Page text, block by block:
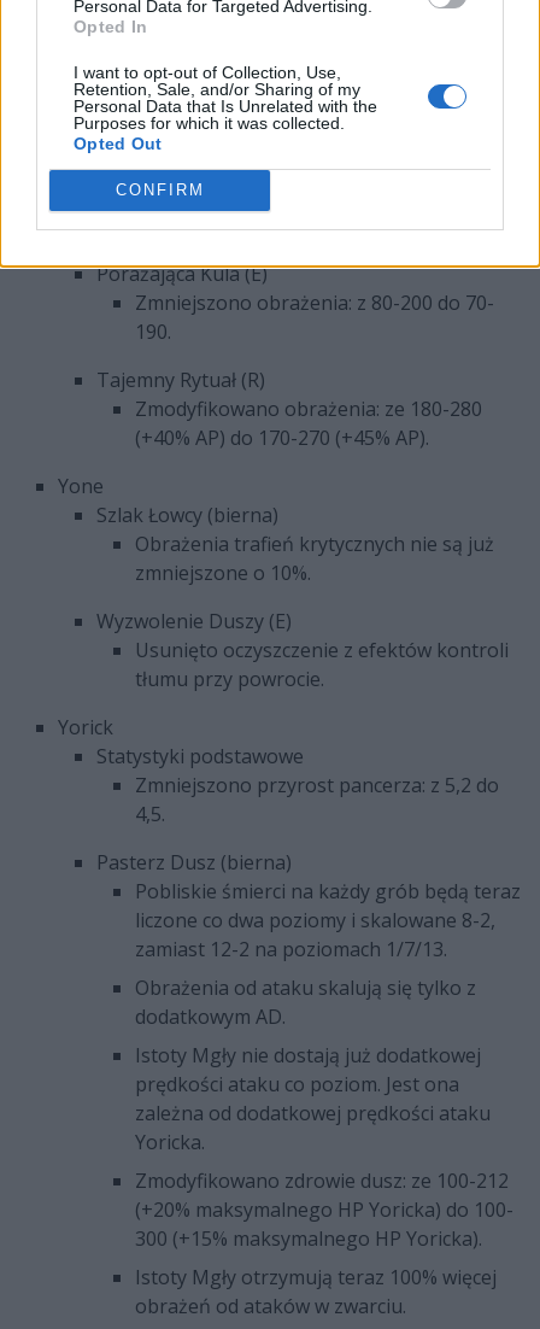
Personal Data for Targeted Advertising.
Opted In
I want to opt-out of Collection, Use,
Retention, Sale, and/or Sharing of my
Personal Data that Is Unrelated with the
Purposes for which it was collected.
Opted Out
CONFIRM
Xerath
Arkanopuls (Q)
Zwiększono skalowanie się umiejętności z
AP: z 85% do 90%.
Oko Zniszczenia (W)
Zwiększono skalowanie się umiejętności z
dodatkowym AP: z 60% do 65%.
Porażająca Kula (E)
Zmniejszono obrażenia: z 80-200 do 70-
190.
Tajemny Rytuał (R)
Zmodyfikowano obrażenia: ze 180-280
(+40% AP) do 170-270 (+45% AP).
Yone
Szlak Łowcy (bierna)
Obrażenia trafień krytycznych nie są już
zmniejszone o 10%.
Wyzwolenie Duszy (E)
Usunięto oczyszczenie z efektów kontroli
tłumu przy powrocie.
Yorick
Statystyki podstawowe
Zmniejszono przyrost pancerza: z 5,2 do
4,5.
Pasterz Dusz (bierna)
Pobliskie śmierci na każdy grób będą teraz
liczone co dwa poziomy i skalowane 8-2,
zamiast 12-2 na poziomach 1/7/13.
Obrażenia od ataku skalują się tylko z
dodatkowym AD.
Istoty Mgły nie dostają już dodatkowej
prędkości ataku co poziom. Jest ona
zależna od dodatkowej prędkości ataku
Yoricka.
Zmodyfikowano zdrowie dusz: ze 100-212
(+20% maksymalnego HP Yoricka) do 100-
300 (+15% maksymalnego HP Yoricka).
Istoty Mgły otrzymują teraz 100% więcej
obrażeń od ataków w zwarciu.